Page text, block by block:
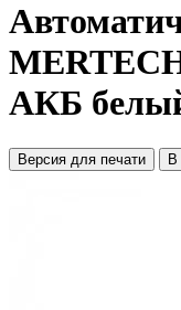
АКБ
Версия для печати В